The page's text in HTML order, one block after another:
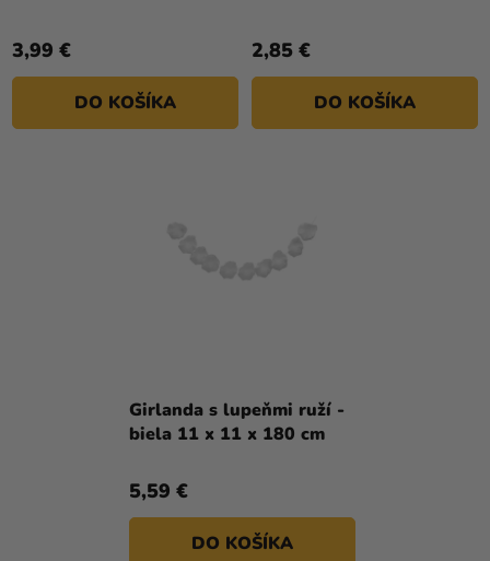
3,99 €
DO KOŠÍKA
2,85 €
DO KOŠÍKA
Girlanda s lupeňmi ruží -
biela 11 x 11 x 180 cm
5,59 €
DO KOŠÍKA